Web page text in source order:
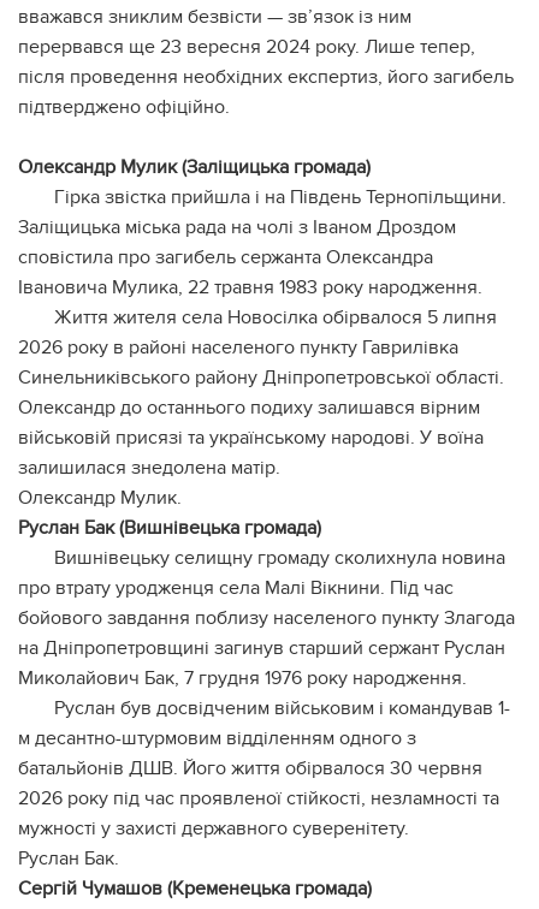
вважався зниклим безвісти — зв’язок із ним
перервався ще 23 вересня 2024 року. Лише тепер,
після проведення необхідних експертиз, його загибель
підтверджено офіційно.
Олександр Мулик (Заліщицька громада)
Гірка звістка прийшла і на Південь Тернопільщини.
Заліщицька міська рада на чолі з Іваном Дроздом
сповістила про загибель сержанта Олександра
Івановича Мулика, 22 травня 1983 року народження.
Життя жителя села Новосілка обірвалося 5 липня
2026 року в районі населеного пункту Гаврилівка
Синельниківського району Дніпропетровської області.
Олександр до останнього подиху залишався вірним
військовій присязі та українському народові. У воїна
залишилася знедолена матір.
Олександр Мулик.
Руслан Бак (Вишнівецька громада)
Вишнівецьку селищну громаду сколихнула новина
про втрату уродженця села Малі Вікнини. Під час
бойового завдання поблизу населеного пункту Злагода
на Дніпропетровщині загинув старший сержант Руслан
Миколайович Бак, 7 грудня 1976 року народження.
Руслан був досвідченим військовим і командував 1-
м десантно-штурмовим відділенням одного з
батальйонів ДШВ. Його життя обірвалося 30 червня
2026 року під час проявленої стійкості, незламності та
мужності у захисті державного суверенітету.
Руслан Бак.
Сергій Чумашов (Кременецька громада)